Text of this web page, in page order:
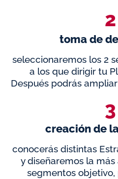
2
toma de
seleccionaremos los 2
a los que dirigir tu
Después podrás
3
creación de
conocerás distintas
y diseñaremos la
segmentos objetivo,